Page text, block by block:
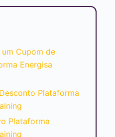
Cupom de
Energisa
Plataforma
Plataforma